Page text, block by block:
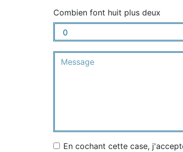
Combien font huit plus deux
En cochant cette case,